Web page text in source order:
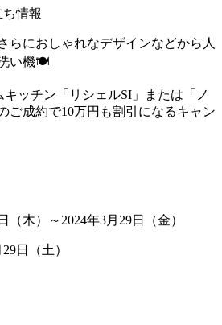
情報
らにおしゃれなデザインなどから人
い機🍽️
ッチン「リシェルSI」または「ノ
ご成約で10万円も割引になるキャン
（木）～2024年3月29日（金）
日（土）